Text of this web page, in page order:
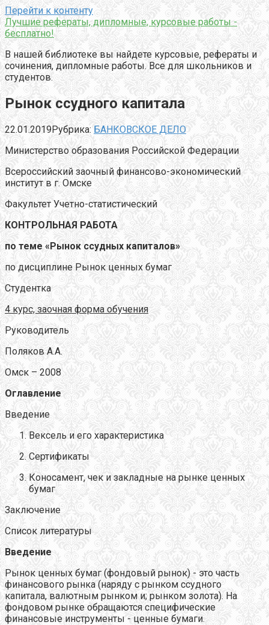
Перейти к контенту
Лучшие рефераты, дипломные, курсовые работы -
бесплатно!
В нашей библиотеке вы найдете курсовые, рефераты и
сочинения, дипломные работы. Все для школьников и
студентов.
Рынок ссудного капитала
22.01.2019Рубрика: БАНКОВСКОЕ ДЕЛО
Министерство образования Российской Федерации
Всероссийский заочный финансово-экономический
институт в г. Омске
Факультет Учетно-статистический
КОНТРОЛЬНАЯ РАБОТА
по теме «Рынок ссудных капиталов»
по дисциплине Рынок ценных бумаг
Студентка
4 курс, заочная форма обучения
Руководитель
Поляков А.А.
Омск – 2008
Оглавление
Введение
Вексель и его характеристика
Сертификаты
Коносамент, чек и закладные на рынке ценных
бумаг
Заключение
Список литературы
Введение
Рынок ценных бумаг (фондовый рынок) - это часть
финансового рынка (наряду с рынком ссудного
капитала, валютным рынком и; рынком золота). На
фондовом рынке обращаются специфические
финансовые инструменты - ценные бумаги.